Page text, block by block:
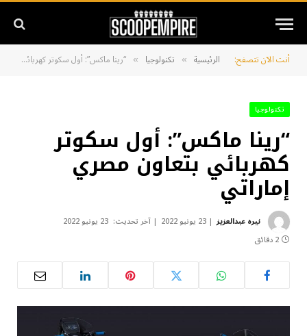
أنت الآن تتصفح: الرئيسية » تكنولوجيا » “رينا ماكس”: أول سكوتر كهربائي بتعاون مصري إماراتي
تكنولوجيا
“رينا ماكس”: أول سكوتر
كهربائي بتعاون مصري
إماراتي
نيره عبدالعزيز 23 يونيو 2022 آخر تحديث: 23 يونيو 2022
2 دقائق